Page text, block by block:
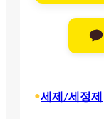
•세제/세정제